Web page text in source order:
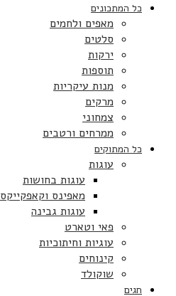
כל המתכונים
מאפים ולחמים
סלטים
ירקות
תוספות
מנות עיקריות
מרקים
צמחוני
ממרחים ורטבים
כל המתוקים
עוגות
עוגות בחושות
מאפינס וקאפקייקס
עוגות גבינה
פאי וטארט
עוגיות וחיתוכיות
קינוחים
שוקולד
חגים